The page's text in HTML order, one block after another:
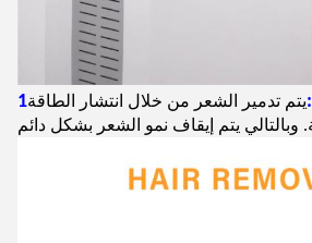
يتم تدمير الشعر من خلال انتشار الطاقة